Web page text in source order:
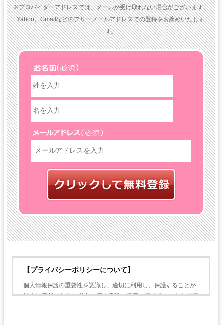
※プロバイダーアドレスでは、メールが受け取れない場合がございます。
Yahoo、Gmailなどのフリーメールアドレスでの登録をお薦めいたしま
す。
【プライバシーポリシーについて】
個人情報保護の重要性を認識し、適切に利用し、保護することが
社会的責任であると考え、個人情報の保護に努めることをお約束